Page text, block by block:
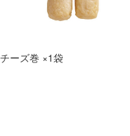
チーズ巻 ×1袋